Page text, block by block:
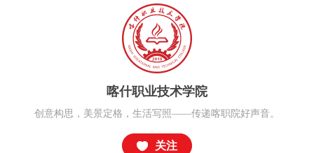
喀什职业技术学院
创意构思，美景定格，生活写照——传递喀职院好声音。
关注